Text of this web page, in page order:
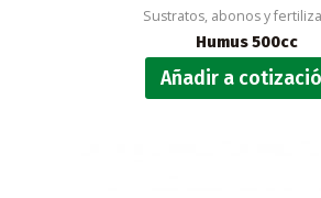
Sustratos, abonos y
Humus 500cc
Añadir a